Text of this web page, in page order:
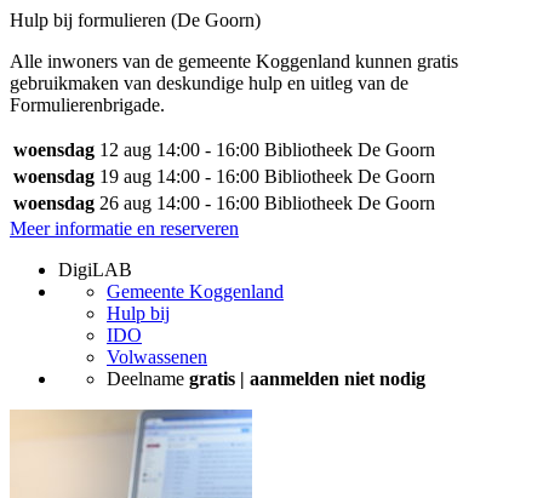
Hulp bij formulieren (De Goorn)
Alle inwoners van de gemeente Koggenland kunnen gratis
gebruikmaken van deskundige hulp en uitleg van de
Formulierenbrigade.
woensdag 12 aug 14:00 - 16:00 Bibliotheek De Goorn
woensdag 19 aug 14:00 - 16:00 Bibliotheek De Goorn
woensdag 26 aug 14:00 - 16:00 Bibliotheek De Goorn
Meer informatie en reserveren
DigiLAB
Gemeente Koggenland
Hulp bij
IDO
Volwassenen
Deelname gratis | aanmelden niet nodig